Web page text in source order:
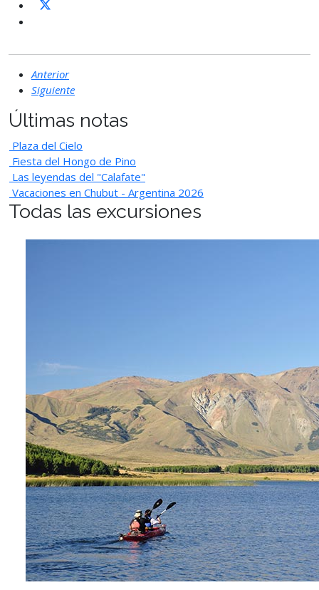
Anterior
Siguiente
Últimas notas
Plaza del Cielo
Fiesta del Hongo de Pino
Las leyendas del "Calafate"
Vacaciones en Chubut - Argentina 2026
Todas las excursiones